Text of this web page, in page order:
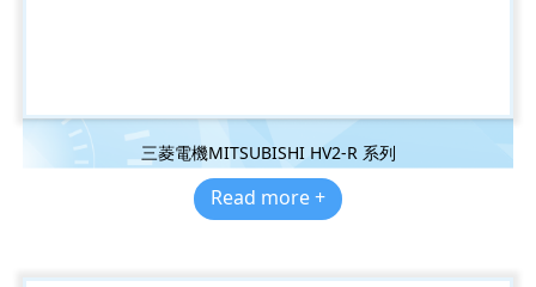
三菱電機MITSUBISHI HV2-R 系列
Read more +